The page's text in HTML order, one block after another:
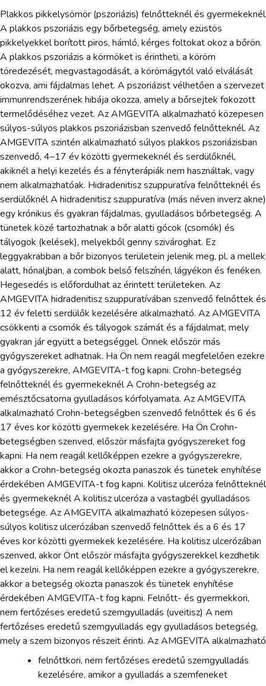
Plakkos pikkelysömör (pszoriázis) felnőtteknél és gyermekeknél
A plakkos pszoriázis egy bőrbetegség, amely ezüstös
pikkelyekkel borított piros, hámló, kérges foltokat okoz a bőrön.
A plakkos pszoriázis a körmöket is érintheti, a köröm
töredezését, megvastagodását, a körömágytól való elválását
okozva, ami fájdalmas lehet. A pszoriázist vélhetően a szervezet
immunrendszerének hibája okozza, amely a bőrsejtek fokozott
termelődéséhez vezet. Az AMGEVITA alkalmazható közepesen
súlyos-súlyos plakkos pszoriázisban szenvedő felnőtteknél. Az
AMGEVITA szintén alkalmazható súlyos plakkos pszoriázisban
szenvedő, 4–17 év közötti gyermekeknél és serdülőknél,
akiknél a helyi kezelés és a fényterápiák nem használtak, vagy
nem alkalmazhatóak. Hidradenitisz szuppuratíva felnőtteknél és
serdülőknél A hidradenitisz szuppuratíva (más néven inverz akne)
egy krónikus és gyakran fájdalmas, gyulladásos bőrbetegség. A
tünetek közé tartozhatnak a bőr alatti gócok (csomók) és
tályogok (kelések), melyekből genny szivároghat. Ez
leggyakrabban a bőr bizonyos területein jelenik meg, pl. a mellek
alatt, hónaljban, a combok belső felszínén, lágyékon és fenéken.
Hegesedés is előfordulhat az érintett területeken. Az
AMGEVITA hidradenitisz szuppuratívában szenvedő felnőttek és
12 év feletti serdülők kezelésére alkalmazható. Az AMGEVITA
csökkenti a csomók és tályogok számát és a fájdalmat, mely
gyakran jár együtt a betegséggel. Önnek először más
gyógyszereket adhatnak. Ha Ön nem reagál megfelelően ezekre
a gyógyszerekre, AMGEVITA-t fog kapni. Crohn-betegség
felnőtteknél és gyermekeknél A Crohn-betegség az
emésztőcsatorna gyulladásos kórfolyamata. Az AMGEVITA
alkalmazható Crohn-betegségben szenvedő felnőttek és 6 és
17 éves kor közötti gyermekek kezelésére. Ha Ön Crohn-
betegségben szenved, először másfajta gyógyszereket fog
kapni. Ha nem reagál kellőképpen ezekre a gyógyszerekre,
akkor a Crohn-betegség okozta panaszok és tünetek enyhítése
érdekében AMGEVITA-t fog kapni. Kolitisz ulceróza felnőtteknél
és gyermekeknél A kolitisz ulceróza a vastagbél gyulladásos
betegsége. Az AMGEVITA alkalmazható közepesen súlyos-
súlyos kolitisz ulcerózában szenvedő felnőttek és a 6 és 17
éves kor közötti gyermekek kezelésére. Ha kolitisz ulcerózában
szenved, akkor Önt először másfajta gyógyszerekkel kezdhetik
el kezelni. Ha nem reagál kellőképpen ezekre a gyógyszerekre,
akkor a betegség okozta panaszok és tünetek enyhítése
érdekében AMGEVITA-t fog kapni. Felnőtt- és gyermekkori,
nem fertőzéses eredetű szemgyulladás (uveitisz) A nem
fertőzéses eredetű szemgyulladás egy gyulladásos betegség,
mely a szem bizonyos részeit érinti. Az AMGEVITA alkalmazható
felnőttkori, nem fertőzéses eredetű szemgyulladás
kezelésére, amikor a gyulladás a szemfeneket